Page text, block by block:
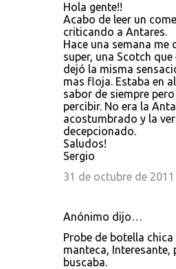
Hola gente!!
Acabo de leer un
criticando a Antares.
Hace una semana me
super, una Scotch
dejó la misma
mas floja. Estaba en
sabor de siempre
percibir. No era la
acostumbrado y la
decepcionado.
Saludos!
Sergio
31 de octubre de 2011
Anónimo dijo…
Probe de botella
manteca, Interesante,
buscaba.